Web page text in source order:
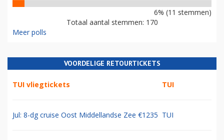
6% (11 stemmen)
Totaal aantal stemmen: 170
Meer polls
VOORDELIGE RETOURTICKETS
TUI vliegtickets TUI
Jul: 8-dg cruise Oost Middellandse Zee €1235 TUI